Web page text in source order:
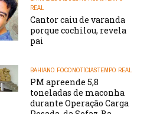
REAL
Cantor caiu de varanda
porque cochilou, revela
pai
BAHIANO FOCONOTÍCIASTEMPO REAL
PM apreende 5,8
toneladas de maconha
durante Operação Carga
O PORTAL CONTATO